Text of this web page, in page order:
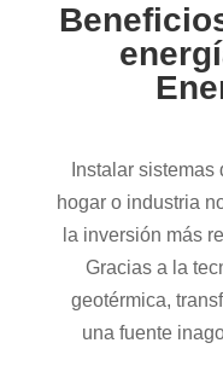
Instalar
hogar o industria
la inversión más
Gracias a la
geotérmica,
una fuente